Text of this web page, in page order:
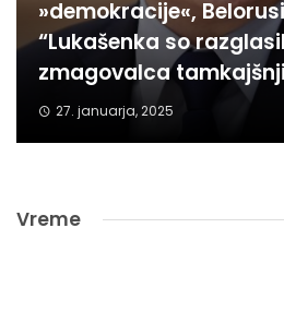
»demokracije«,
“Lukašenka so
zmagovalca
27. januarja, 2025
Vreme